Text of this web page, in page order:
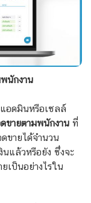
นักงาน
อดมินหรือเซลล์
ขายตามพนักงาน ที่
ขายได้จำนวน
นแล้วหรือยัง ซึ่งจะ
เป็นอย่างไรใน